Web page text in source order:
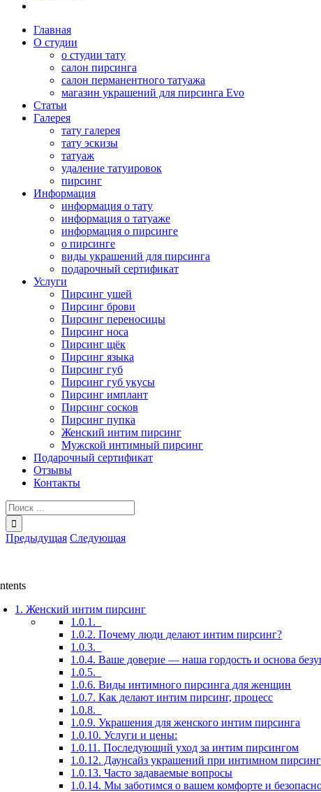
Главная
О студии
о студии тату
салон пирсинга
салон перманентного татуажа
магазин украшений для пирсинга Evo
Статьи
Галерея
тату галерея
тату эскизы
татуаж
удаление татуировок
пирсинг
Информация
информация о тату
информация о татуаже
информация о пирсинге
о пирсинге
виды украшений для пирсинга
подарочный сертификат
Услуги
Пирсинг ушей
Пирсинг брови
Пирсинг переносицы
Пирсинг носа
Пирсинг щёк
Пирсинг языка
Пирсинг губ
Пирсинг губ укусы
Пирсинг имплант
Пирсинг сосков
Пирсинг пупка
Женский интим пирсинг
Мужской интимный пирсинг
Подарочный сертификат
Отзывы
Контакты
Результат
поиска:
Предыдущая Следующая
1. Женский интим пирсинг
1.0.1.
1.0.2. Почему люди делают интим пирсинг?
1.0.3.
1.0.4. Ваше доверие — наша гордость и основа
1.0.5.
1.0.6. Виды интимного пирсинга для женщин
1.0.7. Как делают интим пирсинг, процесс
1.0.8.
1.0.9. Украшения для женского интим пирсинга
1.0.10. Услуги и цены:
1.0.11. Последующий уход за интим пирсингом
1.0.12. Даунсайз украшений при интимном
1.0.13. Часто задаваемые вопросы
1.0.14. Мы заботимся о вашем комфорте и